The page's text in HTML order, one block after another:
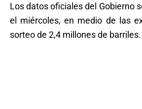
Los datos oficiales del Gobierno
el miércoles, en medio de las
sorteo de 2,4 millones de barriles.